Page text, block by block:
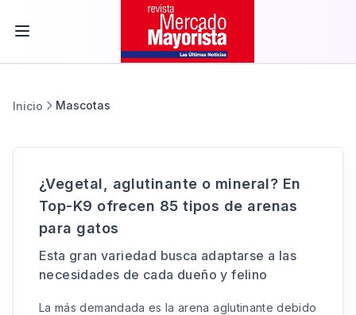
Inicio Mascotas
¿Vegetal, aglutinante o mineral? En
Top-K9 ofrecen 85 tipos de arenas
para gatos
Esta gran variedad busca adaptarse a las
necesidades de cada dueño y felino
La más demandada es la arena aglutinante debido